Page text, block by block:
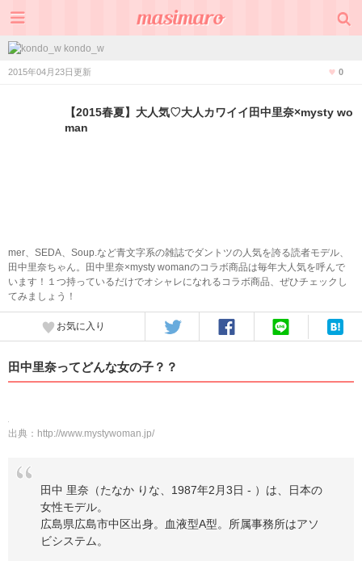
kondo_w
2015年04月23日更新 0
【2015春夏】大人気♡大人カワイイ田中里奈×mysty wo
man
mer、SEDA、Soup.など青文字系の雑誌でダントツの人気を誇る読者モデル、
田中里奈ちゃん。田中里奈×mysty womanのコラボ商品は毎年大人気を呼んで
います！１つ持っているだけでオシャレになれるコラボ商品、ぜひチェックし
てみましょう！
お気に入り
田中里奈ってどんな女の子？？
出典： http://www.mystywoman.jp/
田中 里奈（たなか りな、1987年2月3日 - ）は、日本の
女性モデル。
広島県広島市中区出身。血液型A型。所属事務所はアソ
ビシステム。